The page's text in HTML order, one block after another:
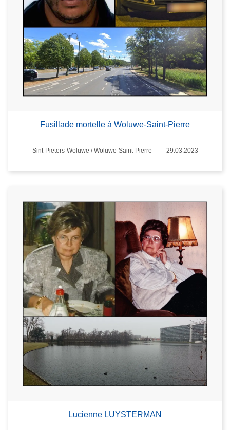
Fusillade mortelle à Woluwe-Saint-Pierre
Standort
Sint-Pieters-Woluwe / Woluwe-Saint-Pierre
29.03.2023
Lucienne LUYSTERMAN